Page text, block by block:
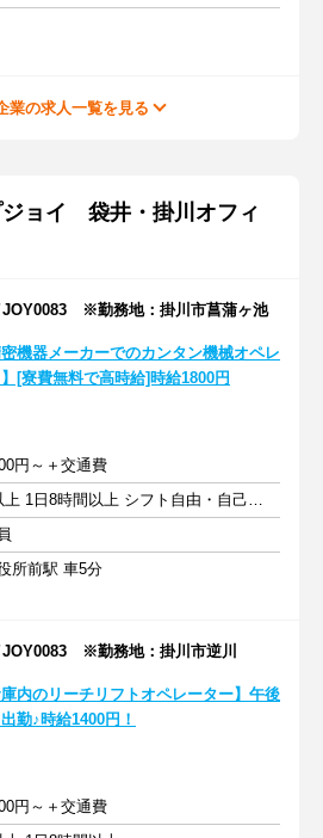
業の求人一覧を見る
ョイ 袋井・掛川オフィ
JOY0083 ※勤務地：掛川市菖蒲ヶ池
密機器メーカーでのカンタン機械オペレ
[寮費無料で高時給]時給1800円
円～＋交通費
週5日以上 1日8時間以上 シフト自由・自己申告
所前駅 車5分
JOY0083 ※勤務地：掛川市逆川
庫内のリーチリフトオペレーター】午後
勤♪時給1400円！
円～＋交通費